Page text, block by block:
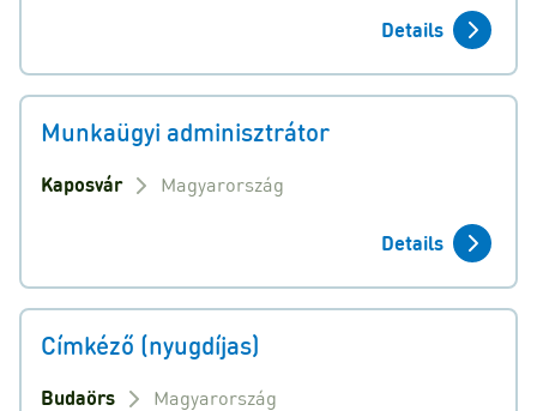
Details
Munkaügyi adminisztrátor
Kaposvár Magyarország
Details
Címkéző (nyugdíjas)
Budaörs Magyarország